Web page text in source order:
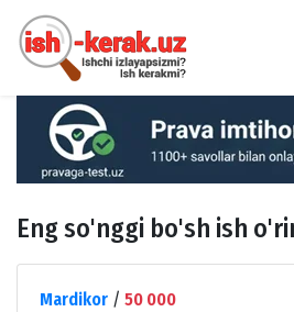
Eng so'nggi bo'sh ish
Mardikor / 50 000